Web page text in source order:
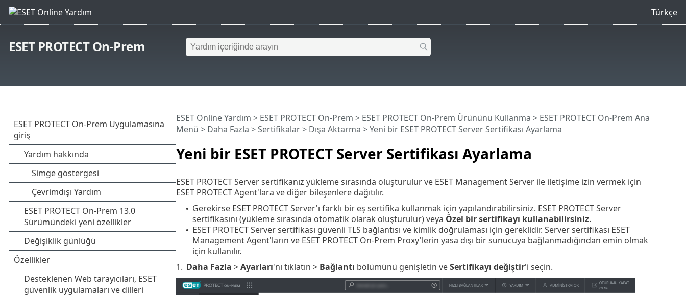
Türkçe
ESET PROTECT On-Prem
Yeni bir ESET PROTECT Server Sertifikası Ayarlama
ESET Online Yardım > ESET PROTECT On-Prem > ESET PROTECT On-Prem Ürününü Kullanma > ESET PROTECT On-Prem Ana
Menü > Daha Fazla >Sertifikalar> Dışa Aktarma > Yeni bir ESET PROTECT Server Sertifikası Ayarlama
ESET PROTECT Server sertifikanız yükleme sırasında oluşturulur ve ESET Management Server ile iletişime izin vermek için
ESET PROTECT Agent'lara ve diğer bileşenlere dağıtılır.
• Gerekirse ESET PROTECT Server'ı farklı bir eş sertifika kullanmak için yapılandırabilirsiniz. ESET PROTECT Server
sertifikasını (yükleme sırasında otomatik olarak oluşturulur) veya Özel bir sertifikayı kullanabilirsiniz.
• ESET PROTECT Server sertifikası güvenli TLS bağlantısı ve kimlik doğrulaması için gereklidir. Server sertifikası ESET
Management Agent'ların ve ESET PROTECT On-Prem Proxy'lerin yasa dışı bir sunucuya bağlanmadığından emin olmak
için kullanılır.
1. Daha Fazla >Ayarları'nı tıklatın > Bağlantı bölümünü genişletin veSertifikayı değiştir'i seçin.